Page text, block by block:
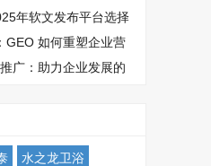
年软文发布平台选择
GEO 如何重塑企业营
广：助力企业发展的
水之龙卫浴